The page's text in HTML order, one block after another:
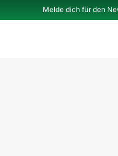
Melde dich für den